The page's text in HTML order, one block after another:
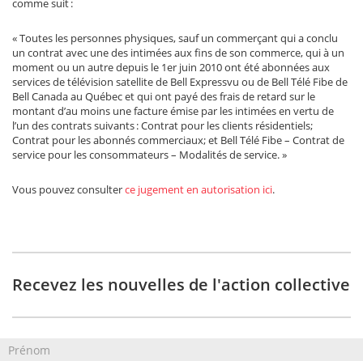
comme suit :
« Toutes les personnes physiques, sauf un commerçant qui a conclu
un contrat avec une des intimées aux fins de son commerce, qui à un
moment ou un autre depuis le 1er juin 2010 ont été abonnées aux
services de télévision satellite de Bell Expressvu ou de Bell Télé Fibe de
Bell Canada au Québec et qui ont payé des frais de retard sur le
montant d’au moins une facture émise par les intimées en vertu de
l’un des contrats suivants : Contrat pour les clients résidentiels;
Contrat pour les abonnés commerciaux; et Bell Télé Fibe – Contrat de
service pour les consommateurs – Modalités de service. »
Vous pouvez consulterce jugement en autorisation ici.
Recevez les nouvelles de l'action collective